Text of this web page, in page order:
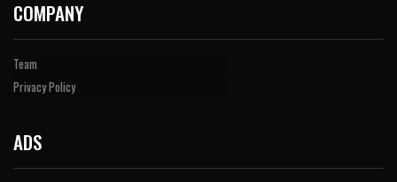
COMPANY
Team
Privacy Policy
ADS